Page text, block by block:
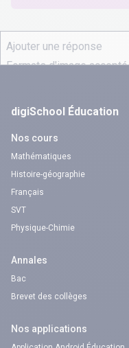
digiSchool Éducation
Nos cours
Mathématiques
Histoire-géographie
Français
SVT
Physique-Chimie
Annales
Bac
Brevet des collèges
Nos applications